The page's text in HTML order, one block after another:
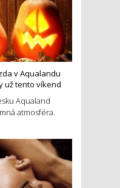
v Aqualandu
už tento víkend
Aqualand
atmosféra.